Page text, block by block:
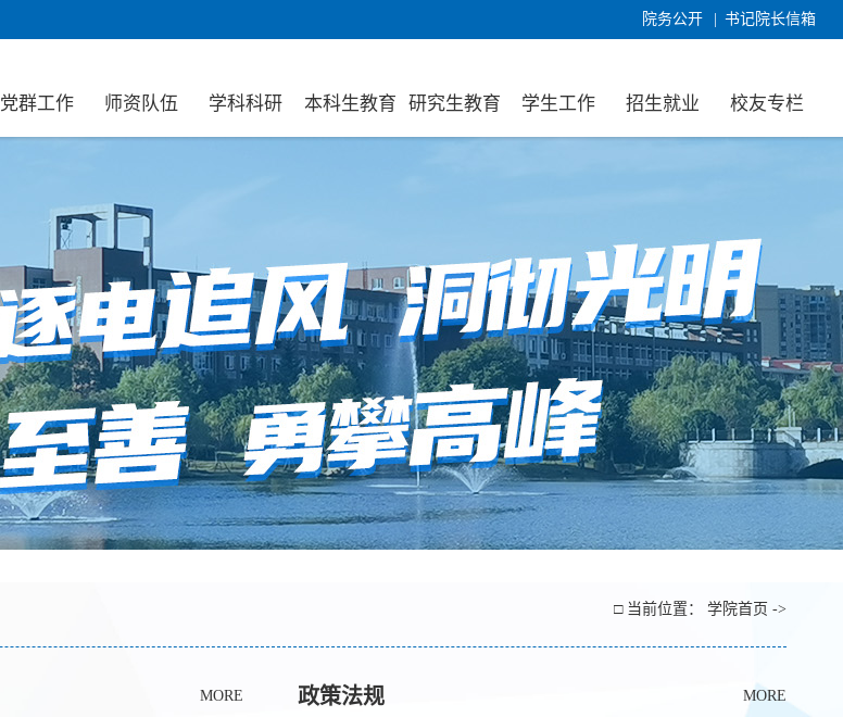
院务公开 书记院长信箱
党群工作 师资队伍 学科科研 本科生教育 研究生教育 学生工作 招生就业 校友专栏
□ 当前位置： 学院首页 ->
MORE 政策法规 MORE